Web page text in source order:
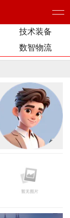
技术装备
数智物流